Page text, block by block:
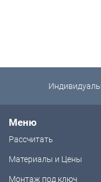
Меню
Рассчитать
Материалы и Цены
Монтаж под ключ